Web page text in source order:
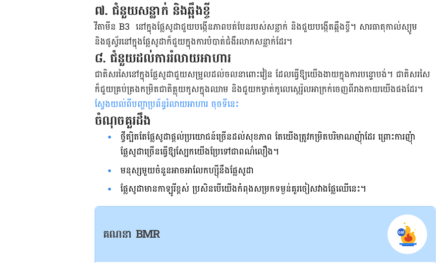
៧. ជំនួយសន្លាក់ និងឆ្អឹងខ្ចី
វីតាមីន B3 នៅក្នុងផ្លែសូដាជួយបង្កើនភាពបត់បែនរ​បស់សន្លាក់ និងជួយបង្កើតឆ្អឹងខ្ចី។ សារធាតុកាល់ស្យូម
និងផូស្វ័រនៅក្នុងផ្លែសូដាក៏ជួយក្នុងការបំបាត់ជំងឺរលាកសន្លាក់ដែរ។
៨. ជំនួយដល់ការរំលាយអាហារ
ជាតិសរសៃនៅក្នុងផ្លែសូដាជួយសម្រូលដល់ចលនាពោះវៀន ដែលធ្វើឱ្យ​យើង​ងាយ​ក្នុងការ​បន្ទោបង់។ ជាតិសរសៃ
ក៏ជួយគ្រប់គ្រងកម្រិតជាតិ​គ្លុយកូស​ក្នុងឈាម និងជួយកម្ចាត់កូលេស្តេរ៉ូល​​អាក្រក់ចេញពីរាងកាយយើង​ផងដែរ។
ស្វែងយល់ពីបញ្ហាប្រព័ន្ធរំលាយអាហារ ចុចទីនេះ
ចំណុចគួរដឹង
ថ្វីត្បិតតែផ្លែសូដាផ្តល់ប្រយោជន៍ច្រើនដល់សុខភាព តែយើងត្រូវកម្រិត​បរិមាណញុំាដែរ ព្រោះការញុំា
ផ្លែសូដាច្រើនធ្វើឱ្យស្បែកយើង​ប្រែទៅជាពណ៌លឿង។
មនុស្សមួយចំនួនអាចអាលែកហ្ស៊ីនឹងផ្លែសូដា
ផ្លែសូដាមានកាឡូរីខ្ពស់ ប្រសិនបើយើងកំពុងសម្រកទម្ងន់គួរ​ចៀស​វាង​ផ្លែឈើនេះ។
គណនា BMR